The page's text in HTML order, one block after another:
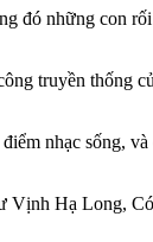
đó những con
truyền thống
nhạc sống,
Vịnh Hạ Long,